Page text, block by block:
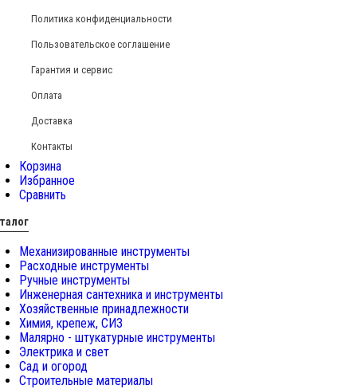
Политика конфиденциальности
Пользовательское соглашение
Гарантия и сервис
Оплата
Доставка
Контакты
Корзина
Избранное
Сравнить
Механизированные инструменты
Расходные инструменты
Ручные инструменты
Инженерная сантехника и инструменты
Хозяйственные принадлежности
Химия, крепеж, СИЗ
Малярно - штукатурные инструменты
Электрика и свет
Сад и огород
Строительные материалы